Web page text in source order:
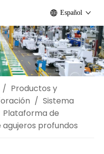
Español
/ Productos y
/ Sistema
Plataforma de
profundos